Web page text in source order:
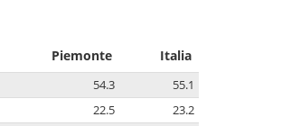
Piemonte Italia
54.3
55.1
22.5
23.2